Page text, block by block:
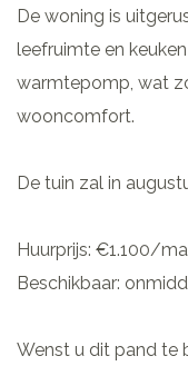
De woning is
leefruimte en
warmtepomp, wat
wooncomfort.
De tuin zal in
Huurprijs: €1.100/
Beschikbaar:
Wenst u dit pand te